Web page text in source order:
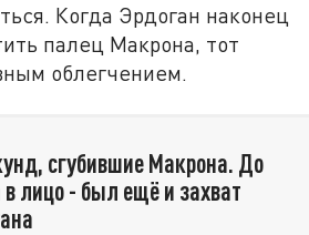
Когда Эрдоган наконец
палец Макрона, тот
облегчением.
сгубившие Макрона. До
лицо - был ещё и захват